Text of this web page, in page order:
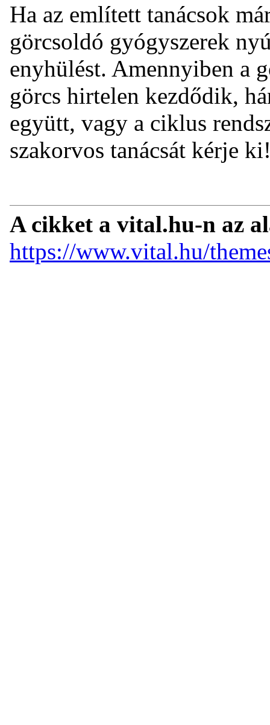
Ha az említett tanácsok
görcsoldó gyógyszerek
enyhülést. Amennyiben a
görcs hirtelen kezdődik,
együtt, vagy a ciklus
szakorvos tanácsát kérje
A cikket a vital.hu-n az
https://www.vital.hu/